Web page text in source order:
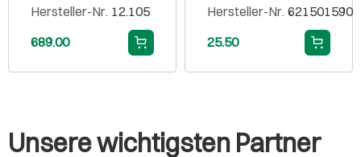
Hersteller-Nr. 12.105
689.00
Hersteller-Nr. 621501590
25.50
Unsere wichtigsten Partner